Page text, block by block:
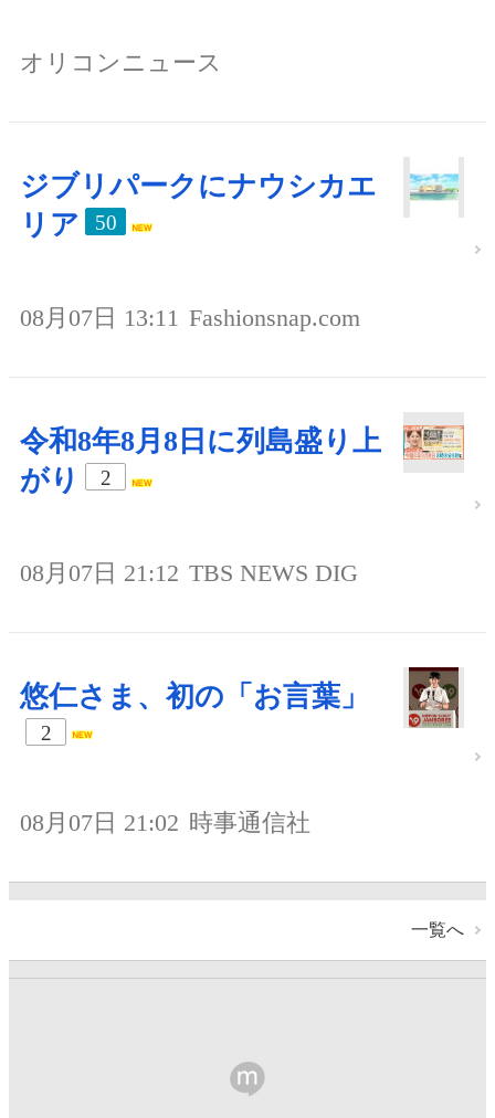
オリコンニュース
ジブリパークにナウシカエ
リア
50
08月07日 13:11 Fashionsnap.com
令和8年8月8日に列島盛り上
がり
2
08月07日 21:12 TBS NEWS DIG
悠仁さま、初の「お言葉」
2
08月07日 21:02 時事通信社
一覧へ